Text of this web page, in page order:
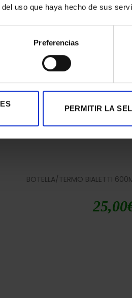
uso que haya hecho de sus
Preferencias
PERMITIR LA
BOTELLA/TERMO BIALETTI
25,00